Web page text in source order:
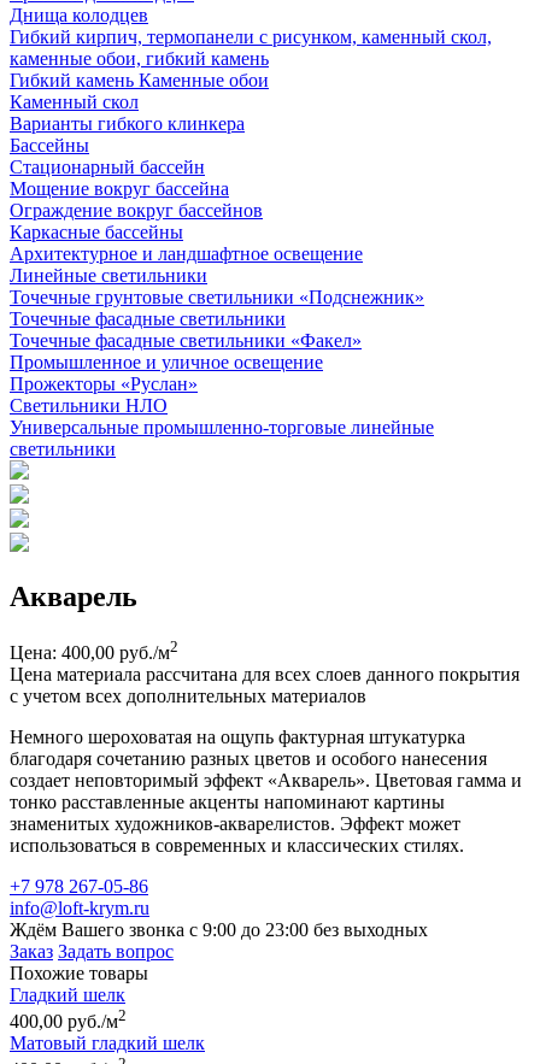
Днища колодцев
Гибкий кирпич, термопанели с рисунком, каменный скол,
каменные обои, гибкий камень
Гибкий камень Каменные обои
Каменный скол
Варианты гибкого клинкера
Бассейны
Стационарный бассейн
Мощение вокруг бассейна
Ограждение вокруг бассейнов
Каркасные бассейны
Архитектурное и ландшафтное освещение
Линейные светильники
Точечные грунтовые светильники «Подснежник»
Точечные фасадные светильники
Точечные фасадные светильники «Факел»
Промышленное и уличное освещение
Прожекторы «Руслан»
Светильники НЛО
Универсальные промышленно-торговые линейные
светильники
Акварель
Цена: 400,00 руб./м2
Цена материала рассчитана для всех слоев данного покрытия
с учетом всех дополнительных материалов
Немного шероховатая на ощупь фактурная штукатурка
благодаря сочетанию разных цветов и особого нанесения
создает неповторимый эффект «Акварель». Цветовая гамма и
тонко расставленные акценты напоминают картины
знаменитых художников-акварелистов. Эффект может
использоваться в современных и классических стилях.
+7 978 267-05-86
info@loft-krym.ru
Ждём Вашего звонка с 9:00 до 23:00 без выходных
Заказ Задать вопрос
Похожие товары
Гладкий шелк
400,00 руб./м2
Матовый гладкий шелк